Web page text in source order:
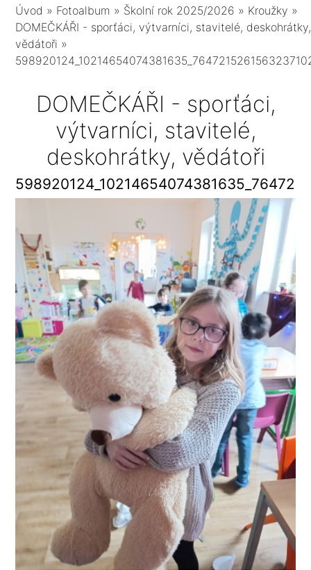
Úvod » Fotoalbum » Školní rok 2025/2026 » Kroužky »
DOMEČKÁŘI - sporťáci, výtvarníci, stavitelé, deskohrátky,
vědátoři »
DOMEČKÁŘI - sporťáci,
výtvarníci, stavitelé,
deskohrátky, vědátoři